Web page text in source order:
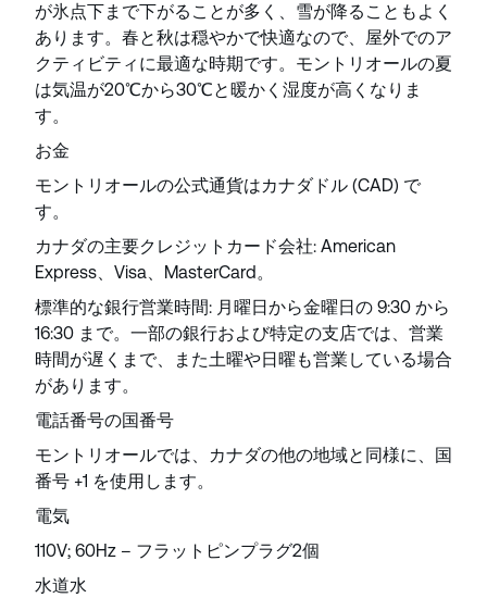
が氷点下まで下がることが多く、雪が降ることもよく
あります。春と秋は穏やかで快適なので、屋外でのア
クティビティに最適な時期です。モントリオールの夏
は気温が20℃から30℃と暖かく湿度が高くなりま
す。
お金
モントリオールの公式通貨はカナダドル (CAD) で
す。
カナダの主要クレジットカード会社: American
Express、Visa、MasterCard。
標準的な銀行営業時間: 月曜日から金曜日の 9:30 から
16:30 まで。一部の銀行および特定の支店では、営業
時間が遅くまで、また土曜や日曜も営業している場合
があります。
電話番号の国番号
モントリオールでは、カナダの他の地域と同様に、国
番号 +1 を使用します。
電気
110V; 60Hz – フラットピンプラグ2個
水道水